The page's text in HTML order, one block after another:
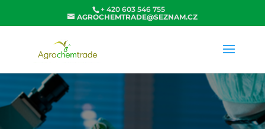
+ 420 603 546 755
AGROCHEMTRADE@SEZNAM.CZ